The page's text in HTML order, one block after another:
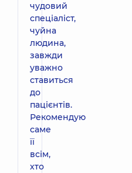
чудовий
спеціаліст,
чуйна
людина,
завжди
уважно
ставиться
до
пацієнтів.
Рекомендую
саме
її
всім,
хто